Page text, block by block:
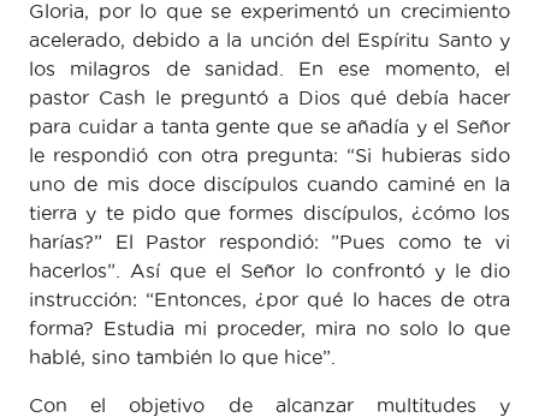
Gloria, por lo que se experimentó un crecimiento
acelerado, debido a la unción del Espíritu Santo y
los milagros de sanidad. En ese momento, el
pastor Cash le preguntó a Dios qué debía hacer
para cuidar a tanta gente que se añadía y el Señor
le respondió con otra pregunta: “Si hubieras sido
uno de mis doce discípulos cuando caminé en la
tierra y te pido que formes discípulos, ¿cómo los
harías?” El Pastor respondió: ”Pues como te vi
hacerlos”. Así que el Señor lo confrontó y le dio
instrucción: “Entonces, ¿por qué lo haces de otra
forma? Estudia mi proceder, mira no solo lo que
hablé, sino también lo que hice”.
Con el objetivo de alcanzar multitudes y